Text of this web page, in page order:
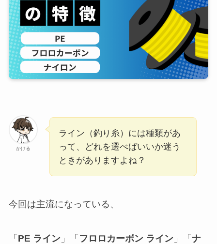
かける
ライン（釣り糸）には種類があ
って、どれを選べばいいか迷う
ときがありますよね？
今回は主流になっている、
「PE ライン 」「フロロカーボン ライン 」「ナ